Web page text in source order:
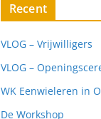
Recent
VLOG – Vrijwilligers
VLOG –
WK Eenwieleren in
De Workshop